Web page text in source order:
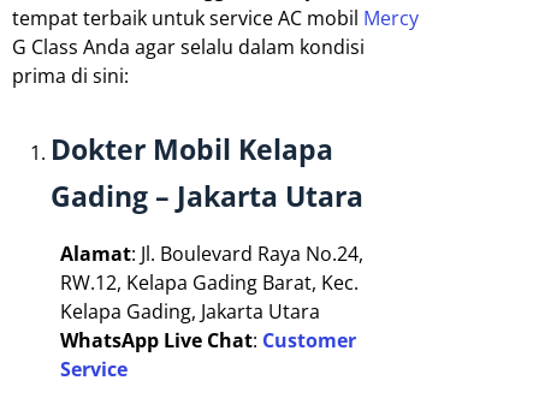
tempat terbaik untuk service AC mobil Mercy
G Class Anda agar selalu dalam kondisi
prima di sini:
Dokter Mobil Kelapa
Gading – Jakarta Utara
Alamat: Jl. Boulevard Raya No.24,
RW.12, Kelapa Gading Barat, Kec.
Kelapa Gading, Jakarta Utara
WhatsApp Live Chat: Customer
Service